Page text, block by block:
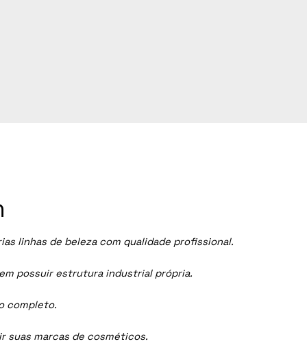
linhas de beleza com qualidade profissional.
possuir estrutura industrial própria.
completo.
suas marcas de cosméticos.